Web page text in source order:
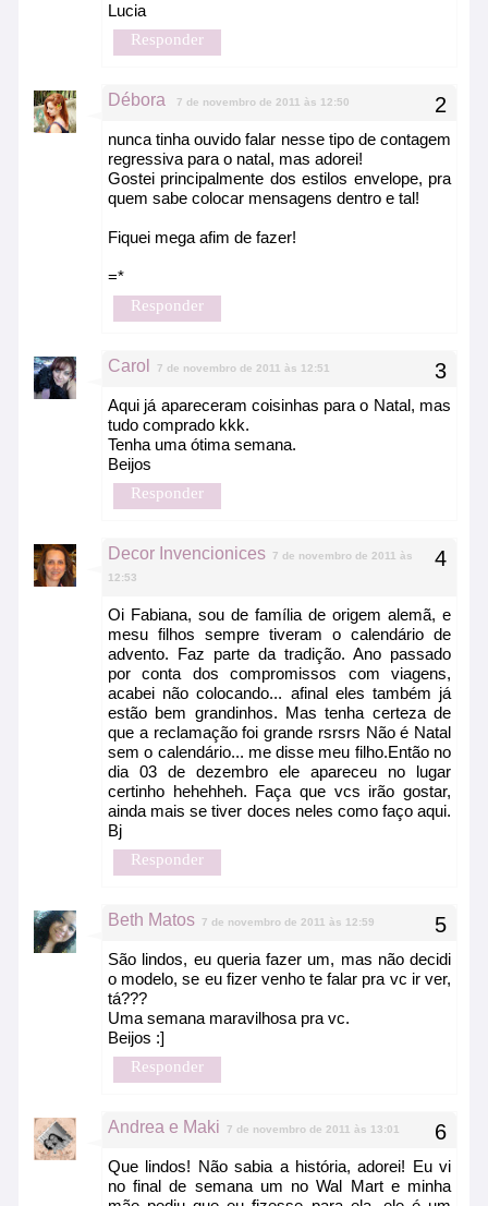
Lucia
Responder
Débora 7 de novembro de 2011 às 12:50
nunca tinha ouvido falar nesse tipo de contagem
regressiva para o natal, mas adorei!
Gostei principalmente dos estilos envelope, pra
quem sabe colocar mensagens dentro e tal!
Fiquei mega afim de fazer!
=*
Responder
Carol 7 de novembro de 2011 às 12:51
Aqui já apareceram coisinhas para o Natal, mas
tudo comprado kkk.
Tenha uma ótima semana.
Beijos
Responder
Decor Invencionices
7 de novembro de 2011 às
12:53
Oi Fabiana, sou de família de origem alemã, e
mesu filhos sempre tiveram o calendário de
advento. Faz parte da tradição. Ano passado
por conta dos compromissos com viagens,
acabei não colocando... afinal eles também já
estão bem grandinhos. Mas tenha certeza de
que a reclamação foi grande rsrsrs Não é Natal
sem o calendário... me disse meu filho.Então no
dia 03 de dezembro ele apareceu no lugar
certinho hehehheh. Faça que vcs irão gostar,
ainda mais se tiver doces neles como faço aqui.
Bj
Responder
Beth Matos 7 de novembro de 2011 às 12:59
São lindos, eu queria fazer um, mas não decidi
o modelo, se eu fizer venho te falar pra vc ir ver,
tá???
Uma semana maravilhosa pra vc.
Beijos :]
Responder
Andrea e Maki 7 de novembro de 2011 às 13:01
Que lindos! Não sabia a história, adorei! Eu vi
no final de semana um no Wal Mart e minha